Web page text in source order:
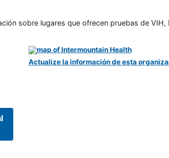
sobre lugares que ofrecen pruebas de VIH,
Actualize la información de esta